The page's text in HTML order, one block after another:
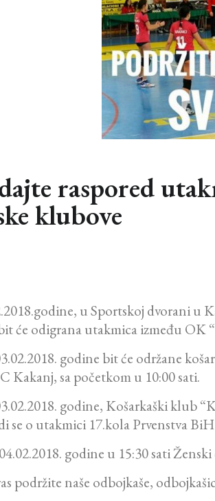
raspored
klubove
u Sportskoj dvorani u
će odigrana utakmica između OK
godine bit će održane
Kakanj, sa početkom u 10:00 sati.
godine, Košarkaški klub
se o utakmici 17.kola Prvenstva
godine u 15:30 sati
podržite naše odbojkaše,